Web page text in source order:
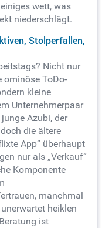
wett, was
niederschlägt.
Stolperfallen,
Nicht nur
ominöse ToDo-
kleine
Unternehmerpaar
Azubi, der
die ältere
App“ überhaupt
nur als „Verkauf“
Komponente
manchmal
heiklen
ist